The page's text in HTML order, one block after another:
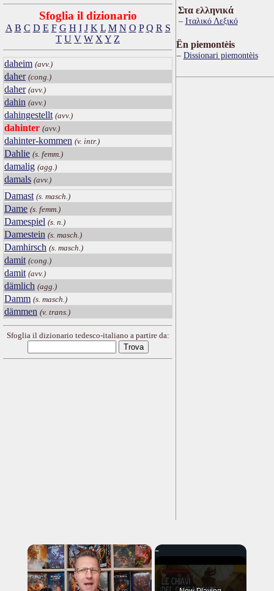
Sfoglia il dizionario
A B C D E F G H I J K L M N O P Q R S
T U V W X Y Z
daheim (avv.)
daher (cong.)
daher (avv.)
dahin (avv.)
dahingestellt (avv.)
dahinter (avv.)
dahinter-kommen (v. intr.)
Dahlie (s. femm.)
damalig (agg.)
damals (avv.)
Damast (s. masch.)
Dame (s. femm.)
Damespiel (s. n.)
Damestein (s. masch.)
Damhirsch (s. masch.)
damit (cong.)
damit (avv.)
dämlich (agg.)
Damm (s. masch.)
dämmen (v. trans.)
Sfoglia il dizionario tedesco-italiano a partire da:
Στα ελληνικά
Ιταλικό Λεξικό
Ën piemontèis
Dissionari piemontèis
×